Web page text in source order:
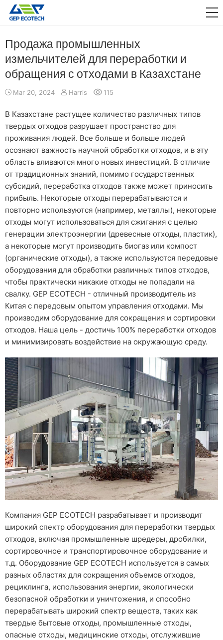
ПРИЛОЖЕНИЕ
О НАС
СВЯЗАТЬСЯ С НАМИ
Продажа промышленных
измельчителей для переработки и
обращения с отходами в Казахстане
Mar 20, 2024 Harris 115
В Казахстане растущее количество различных типов
твердых отходов разрушает пространство для
проживания людей. Все больше и больше людей
осознают важность научной обработки отходов, и в эту
область вливаются много новых инвестиций. В отличие
от традиционных знаний, помимо государственных
субсидий, переработка отходов также может приносить
прибыль. Некоторые отходы перерабатываются и
повторно используются (например, металлы), некоторые
отходы могут использоваться для сжигания с целью
генерации электроэнергии (древесные отходы, пластик),
а некоторые могут производить биогаз или компост
(органические отходы), а также используются передовые
оборудования для обработки различных типов отходов,
чтобы практически никакие отходы не попадали на
свалку. GEP ECOTECH - отличный производитель из
Китая с передовым опытом управления отходами. Мы
производим оборудование для сокращения и сортировки
отходов. Наша цель - достичь 100% переработки отходов
и минимизировать воздействие на окружающую среду.
Компания GEP ECOTECH разрабатывает и производит
широкий спектр оборудования для переработки твердых
отходов, включая промышленные шредеры, дробилки,
сортировочное и транспортировочное оборудование и
т.д. Оборудование GEP ECOTECH используется в самых
разных областях для сокращения объемов отходов,
рециклинга, использования энергии, экологически
безопасной обработки и уничтожения, и способно
перерабатывать широкий спектр веществ, таких как
твердые бытовые отходы, промышленные отходы,
опасные отходы, медицинские отходы, отслужившие